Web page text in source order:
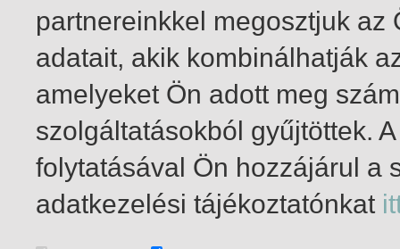
1-1 / összesen 1 találat
partnereinkkel megosztjuk
adatait, akik kombinálhatják
amelyeket Ön adott meg
szolgáltatásokból gyűjtöttek.
folytatásával Ön hozzájárul a
adatkezelési tájékoztatónkat